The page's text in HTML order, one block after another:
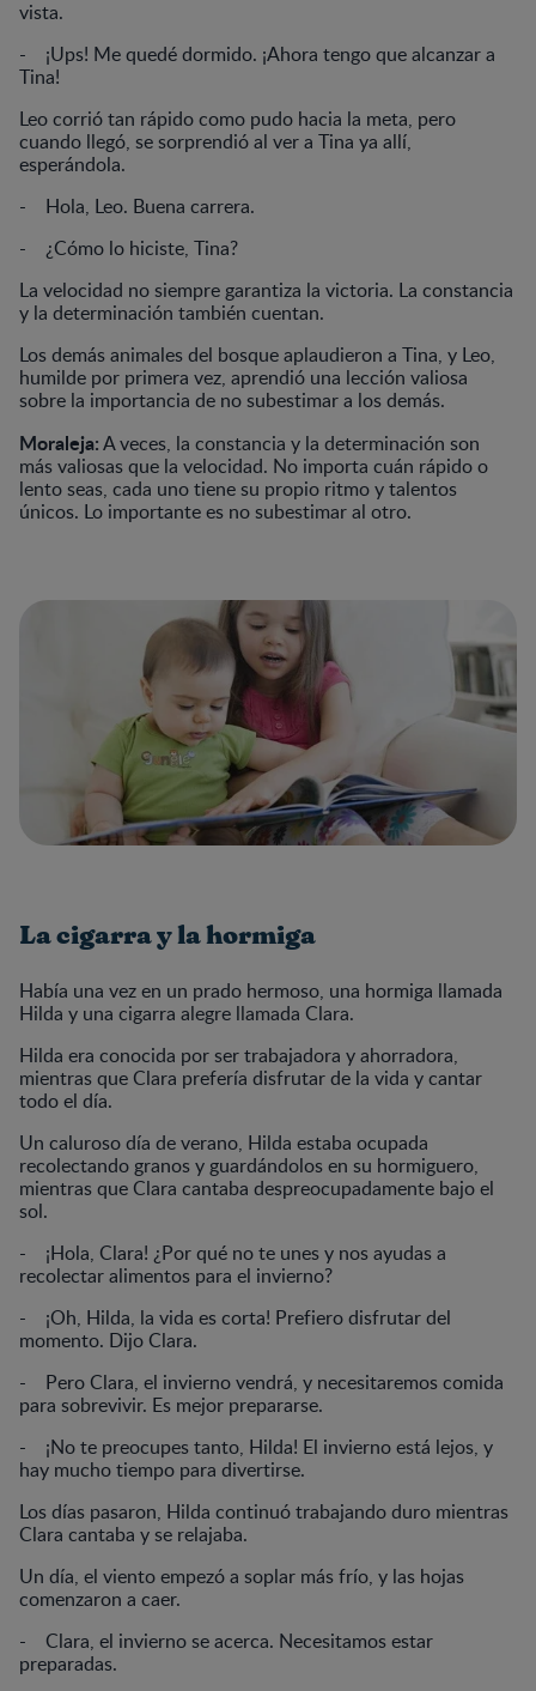
vista.
- ¡Ups! Me quedé dormido. ¡Ahora tengo que alcanzar a
Tina!
Leo corrió tan rápido como pudo hacia la meta, pero
cuando llegó, se sorprendió al ver a Tina ya allí,
esperándola.
- Hola, Leo. Buena carrera.
- ¿Cómo lo hiciste, Tina?
La velocidad no siempre garantiza la victoria. La constancia
y la determinación también cuentan.
Los demás animales del bosque aplaudieron a Tina, y Leo,
humilde por primera vez, aprendió una lección valiosa
sobre la importancia de no subestimar a los demás.
Moraleja:A veces, la constancia y la determinación son
más valiosas que la velocidad. No importa cuán rápido o
lento seas, cada uno tiene su propio ritmo y talentos
únicos. Lo importante es no subestimar al otro.
La cigarra y la hormiga
Había una vez en un prado hermoso, una hormiga llamada
Hilda y una cigarra alegre llamada Clara.
Hilda era conocida por ser trabajadora y ahorradora,
mientras que Clara prefería disfrutar de la vida y cantar
todo el día.
Un caluroso día de verano, Hilda estaba ocupada
recolectando granos y guardándolos en su hormiguero,
mientras que Clara cantaba despreocupadamente bajo el
sol.
- ¡Hola, Clara! ¿Por qué no te unes y nos ayudas a
recolectar alimentos para el invierno?
- ¡Oh, Hilda, la vida es corta! Prefiero disfrutar del
momento. Dijo Clara.
- Pero Clara, el invierno vendrá, y necesitaremos comida
para sobrevivir. Es mejor prepararse.
- ¡No te preocupes tanto, Hilda! El invierno está lejos, y
hay mucho tiempo para divertirse.
Los días pasaron, Hilda continuó trabajando duro mientras
Clara cantaba y se relajaba.
Un día, el viento empezó a soplar más frío, y las hojas
comenzaron a caer.
- Clara, el invierno se acerca. Necesitamos estar
preparadas.